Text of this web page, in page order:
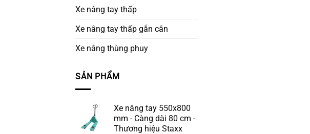
Xe nâng tay thấp
Xe nâng tay thấp gắn cân
Xe nâng thùng phuy
SẢN PHẨM
Xe nâng tay 550x800
mm - Càng dài 80 cm -
Thương hiệu Staxx